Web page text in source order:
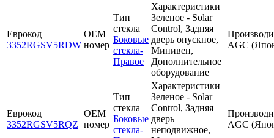
Еврокод
3352RGSV5RDW
OEM
номер
Тип
стекла
Боковые
стекла-
Правое
Характеристики
Зеленое - Solar
Control, Задняя
дверь опускное,
Минивен,
Дополнительное
оборудование
AGC
Еврокод
3352RGSV5RQZ
OEM
номер
Тип
стекла
Боковые
стекла-
Характеристики
Зеленое - Solar
Control, Задняя
дверь
неподвижное,
AGC